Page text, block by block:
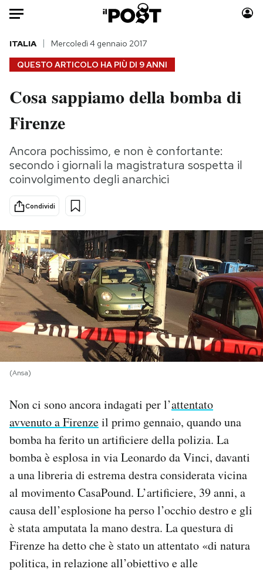
Auto
HOME
Italia
Politica
Tecnologia
Internet
Scienza
Cultura
Economia
Sport
Moda
Storie/Idee
Ok Boomer!
Media
Mondiali calcio 2026
PODCAST
NEWSLETTER
I MIEI PREFERITI
SHOP
CALENDARIO
AREA PERSONALE
Area Personale
Newsletter
Notifiche mobile
Regala il Post
Hai bisogno di aiuto?
QUESTO ARTICOLO HA PIÙ DI 9 ANNI
ITALIA Mercoledì 4 gennaio 2017
Cosa sappiamo della bomba di
Firenze
Ancora pochissimo, e non è confortante:
secondo i giornali la magistratura sospetta il
coinvolgimento degli anarchici
Condividi
(Ansa)
Non ci sono ancora indagati per l’attentato
avvenuto a Firenzeil primo gennaio, quando una
bomba ha ferito un artificiere della polizia. La
bomba è esplosa in via Leonardo da Vinci, davanti
a una libreria di estrema destra considerata vicina
al movimento CasaPound. L’artificiere, 39 anni, a
causa dell’esplosione ha perso l’occhio destro e gli
è stata amputata la mano destra. La questura di
Firenze ha detto che è stato un attentato «di natura
politica, in relazione all’obiettivo e alle